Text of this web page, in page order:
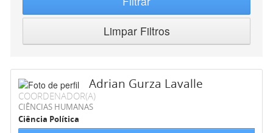
Limpar Filtros
Adrian Gurza Lavalle
COORDENADOR(A)
CIÊNCIAS HUMANAS
Ciência Política